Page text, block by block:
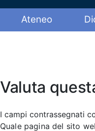
Ateneo
Valuta
I campi contrassegnati
Quale pagina del sito